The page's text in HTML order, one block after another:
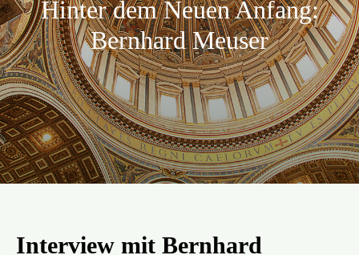
Aktion
Veröffentlichungen
Hinter dem Neuen Anfang:
Bernhard Meuser
Interview mit Bernhard